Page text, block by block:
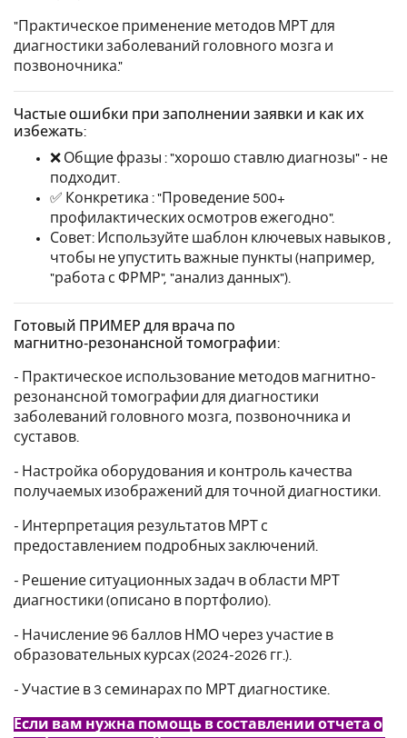
"Практическое применение методов МРТ для
диагностики заболеваний головного мозга и
позвоночника."
Частые ошибки при заполнении заявки и как их
избежать:
❌ Общие фразы : "хорошо ставлю диагнозы" - не
подходит.
✅ Конкретика : "Проведение 500+
профилактических осмотров ежегодно".
Совет: Используйте шаблон ключевых навыков ,
чтобы не упустить важные пункты (например,
"работа с ФРМР", "анализ данных").
Готовый ПРИМЕР для врача по
магнитно‑резонансной томографии:
- Практическое использование методов магнитно-
резонансной томографии для диагностики
заболеваний головного мозга, позвоночника и
суставов.
- Настройка оборудования и контроль качества
получаемых изображений для точной диагностики.
- Интерпретация результатов МРТ с
предоставлением подробных заключений.
- Решение ситуационных задач в области МРТ
диагностики (описано в портфолио).
- Начисление 96 баллов НМО через участие в
образовательных курсах (2024-2026 гг.).
- Участие в 3 семинарах по МРТ диагностике.
Если вам нужна помощь в составлении отчета о